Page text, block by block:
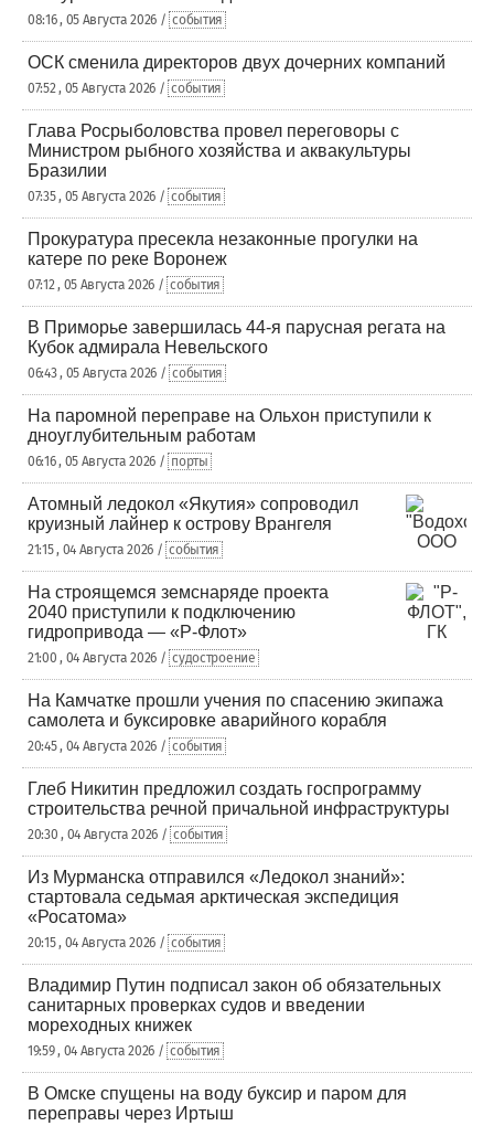
08:16 , 05 Августа 2026 / события
ОСК сменила директоров двух дочерних компаний
07:52 , 05 Августа 2026 / события
Глава Росрыболовства провел переговоры с
Министром рыбного хозяйства и аквакультуры
Бразилии
07:35 , 05 Августа 2026 / события
Прокуратура пресекла незаконные прогулки на
катере по реке Воронеж
07:12 , 05 Августа 2026 / события
В Приморье завершилась 44-я парусная регата на
Кубок адмирала Невельского
06:43 , 05 Августа 2026 / события
На паромной переправе на Ольхон приступили к
дноуглубительным работам
06:16 , 05 Августа 2026 / порты
Атомный ледокол «Якутия» сопроводил
круизный лайнер к острову Врангеля
21:15 , 04 Августа 2026 / события
На строящемся земснаряде проекта
2040 приступили к подключению
гидропривода — «Р-Флот»
21:00 , 04 Августа 2026 / судостроение
На Камчатке прошли учения по спасению экипажа
самолета и буксировке аварийного корабля
20:45 , 04 Августа 2026 / события
Глеб Никитин предложил создать госпрограмму
строительства речной причальной инфраструктуры
20:30 , 04 Августа 2026 / события
Из Мурманска отправился «Ледокол знаний»:
стартовала седьмая арктическая экспедиция
«Росатома»
20:15 , 04 Августа 2026 / события
Владимир Путин подписал закон об обязательных
санитарных проверках судов и введении
мореходных книжек
19:59 , 04 Августа 2026 / события
В Омске спущены на воду буксир и паром для
переправы через Иртыш